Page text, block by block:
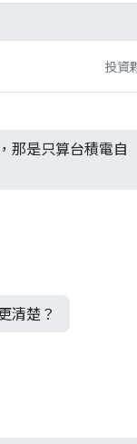
投資
那是只算台積電自
清楚？